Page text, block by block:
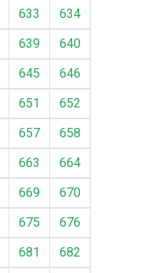
633
634
639
640
645
646
651
652
657
658
663
664
669
670
675
676
681
682